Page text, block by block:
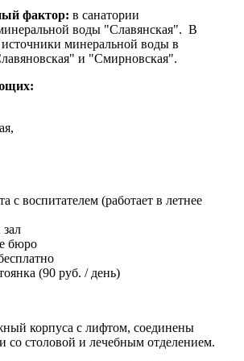
фактор: в санатории
воды "Славянская". В
минеральной воды в
и "Смирновская".
с воспитателем (работает в летнее
бюро
(90 руб. / день)
корпуса с лифтом, соединены
со столовой и лечебным отделением.